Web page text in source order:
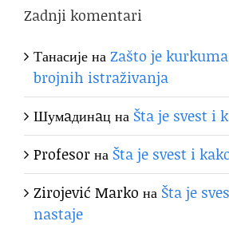
Zadnji komentari
ТанасијенаZašto je
brojnih istraživanja
Шумaдинaцна Šta je svest i
Profesorна Šta je svest i
Zirojević Marko на Šta je
nastaje